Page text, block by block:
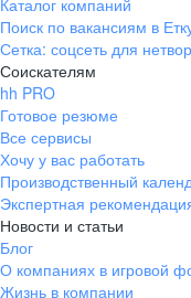
Каталог компаний
Поиск по вакансиям в
Сетка: соцсеть для
Соискателям
hh PRO
Готовое резюме
Все сервисы
Хочу у вас работать
Производственный
Экспертная
Новости и статьи
Блог
О компаниях в игровой
Жизнь в компании